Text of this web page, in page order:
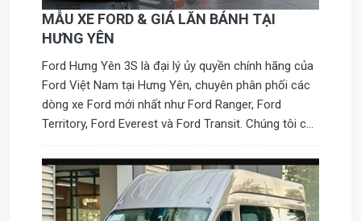
MẪU XE FORD & GIÁ LĂN BÁNH TẠI
HƯNG YÊN
Ford Hưng Yên 3S là đại lý ủy quyền chính hãng của
Ford Việt Nam tại Hưng Yên, chuyên phân phối các
dòng xe Ford mới nhất như Ford Ranger, Ford
Territory, Ford Everest và Ford Transit. Chúng tôi cập
nhất, hỗ trợ trả góp lên đến 80%, thủ tục nhanh –
giao xe đúng hẹn.